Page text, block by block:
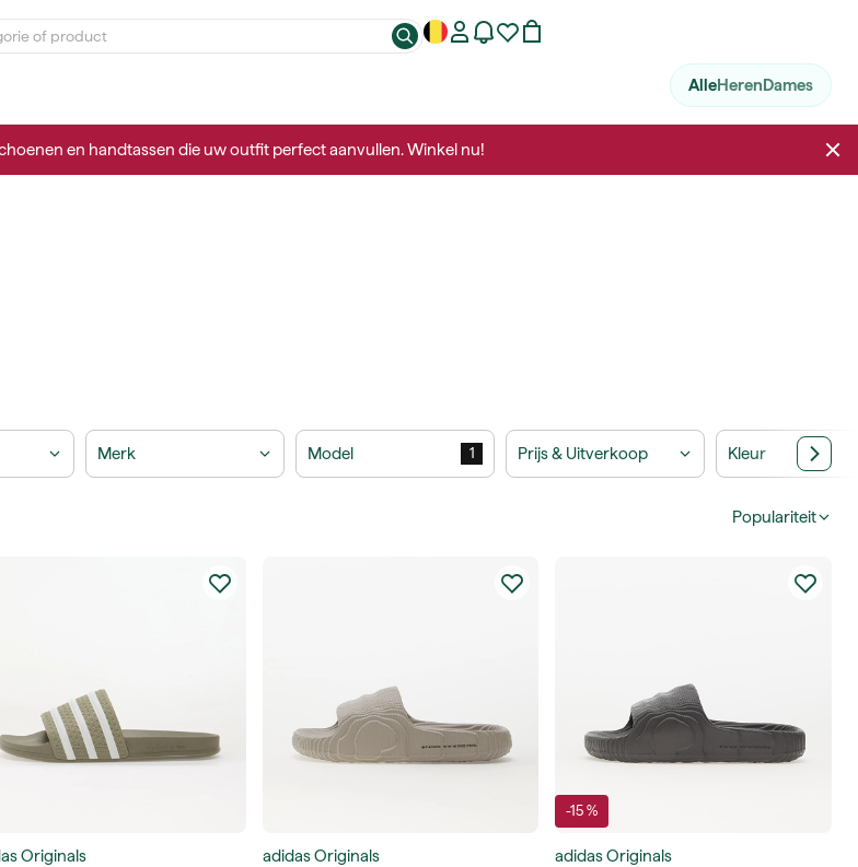
AlleHerenDames
en handtassen die uw outfit perfect aanvullen. Winkel nu!
Merk Model 1 Prijs & Uitverkoop Kleur
Populariteit
Originals
adidas Originals
-15 %
adidas Originals